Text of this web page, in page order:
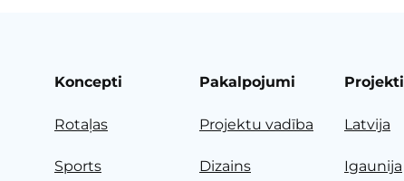
Koncepti
Rotaļas
Sports
Pakalpojumi
Projektu vadība
Dizains
Projekti
Latvija
Igaunija